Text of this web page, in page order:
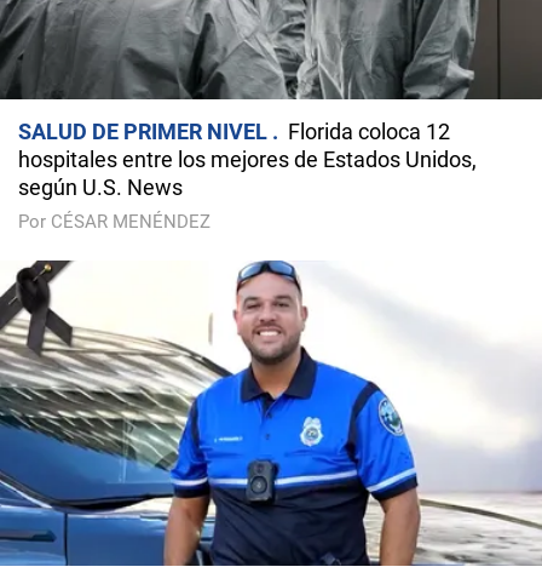
SALUD DE PRIMER NIVEL
Florida coloca 12
hospitales entre los mejores de Estados Unidos,
según U.S. News
Por CÉSAR MENÉNDEZ